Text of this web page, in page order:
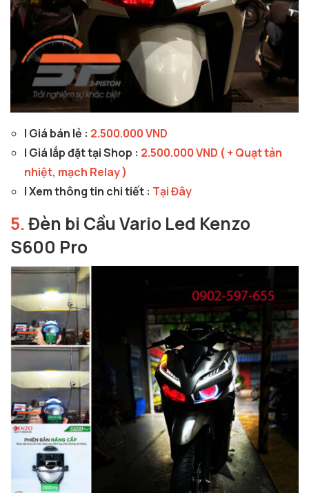
| Giá bán lẻ : 2.500.000 VND
| Giá lắp đặt tại Shop : 2.500.000 VND ( + Quạt tản
nhiệt, mạch Relay )
| Xem thông tin chi tiết : Tại Đây
5.Đèn bi Cầu Vario Led Kenzo
S600 Pro